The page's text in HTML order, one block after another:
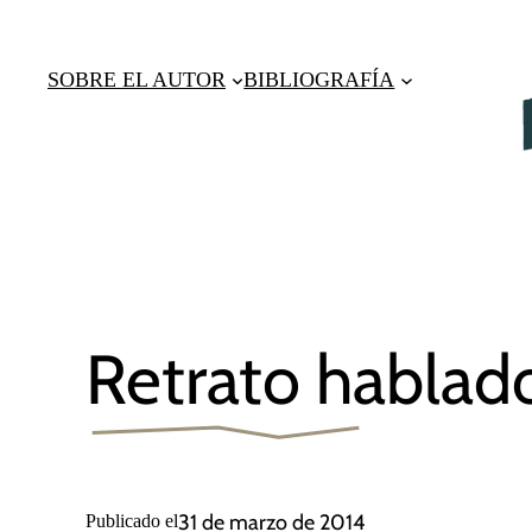
contenido
SOBRE EL AUTOR BIBLIOGRAFÍA
Retrato
Publicado el31 de marzo de 2014